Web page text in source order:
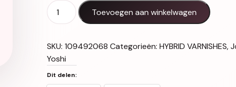
Gel Polish UV LED Jelka - 156 aantal
Toevoegen aan winkelwagen
SKU: 109492068 Categorieën: HYBRID VARNISHES,
Yoshi
Dit delen: